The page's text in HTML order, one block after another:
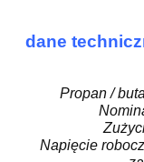
dane
Propan /
Napięcie